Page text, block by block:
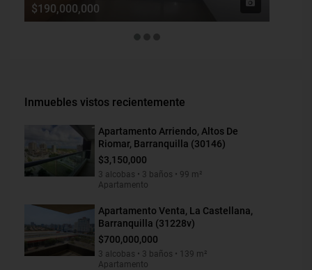
$190,000,000
Inmuebles vistos recientemente
Apartamento Arriendo, Altos De
Riomar, Barranquilla (30146)
$3,150,000
3 alcobas • 3 baños • 99 m²
Apartamento
Apartamento Venta, La Castellana,
Barranquilla (31228v)
$700,000,000
3 alcobas • 3 baños • 139 m²
Apartamento